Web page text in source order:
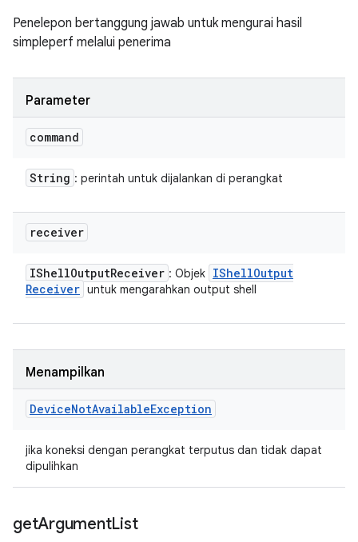
Penelepon bertanggung jawab untuk mengurai hasil
simpleperf melalui penerima
Parameter
command
String : perintah untuk dijalankan di perangkat
receiver
IShellOutputReceiver : Objek IShellOutput
Receiver untuk mengarahkan output shell
Menampilkan
DeviceNotAvailableException
jika koneksi dengan perangkat terputus dan tidak dapat
dipulihkan
getArgumentList